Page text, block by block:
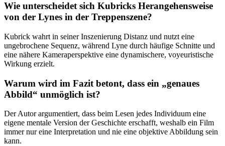
Wie unterscheidet sich Kubricks Herangehensweise
von der Lynes in der Treppenszene?
Kubrick wahrt in seiner Inszenierung Distanz und nutzt eine
ungebrochene Sequenz, während Lyne durch häufige Schnitte und
eine nähere Kameraperspektive eine dynamischere, voyeuristische
Wirkung erzielt.
Warum wird im Fazit betont, dass ein „genaues
Abbild“ unmöglich ist?
Der Autor argumentiert, dass beim Lesen jedes Individuum eine
eigene mentale Version der Geschichte erschafft, weshalb ein Film
immer nur eine Interpretation und nie eine objektive Abbildung sein
kann.